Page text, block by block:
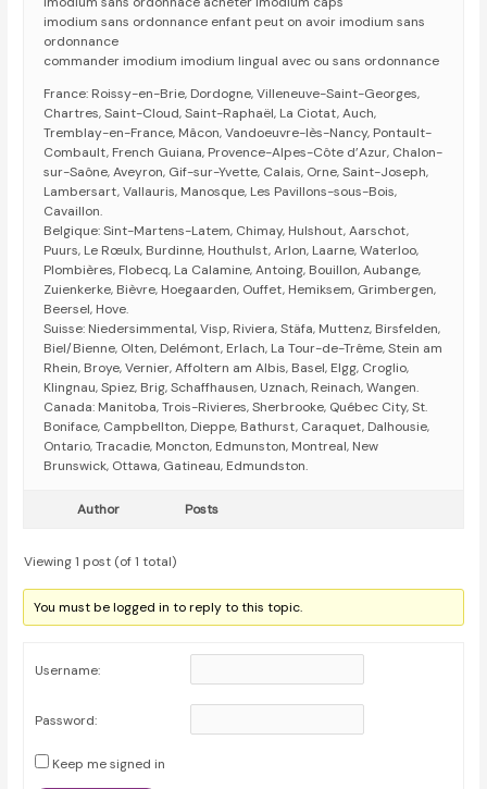
imodium sans ordonnance enfant peut on avoir imodium sans
ordonnance
commander imodium imodium lingual avec ou sans ordonnance
France: Roissy-en-Brie, Dordogne, Villeneuve-Saint-Georges,
Chartres, Saint-Cloud, Saint-Raphaël, La Ciotat, Auch,
Tremblay-en-France, Mâcon, Vandoeuvre-lès-Nancy, Pontault-
Combault, French Guiana, Provence-Alpes-Côte d’Azur, Chalon-
sur-Saône, Aveyron, Gif-sur-Yvette, Calais, Orne, Saint-Joseph,
Lambersart, Vallauris, Manosque, Les Pavillons-sous-Bois,
Cavaillon.
Belgique: Sint-Martens-Latem, Chimay, Hulshout, Aarschot,
Puurs, Le Rœulx, Burdinne, Houthulst, Arlon, Laarne, Waterloo,
Plombières, Flobecq, La Calamine, Antoing, Bouillon, Aubange,
Zuienkerke, Bièvre, Hoegaarden, Ouffet, Hemiksem, Grimbergen,
Beersel, Hove.
Suisse: Niedersimmental, Visp, Riviera, Stäfa, Muttenz, Birsfelden,
Biel/Bienne, Olten, Delémont, Erlach, La Tour-de-Trême, Stein am
Rhein, Broye, Vernier, Affoltern am Albis, Basel, Elgg, Croglio,
Klingnau, Spiez, Brig, Schaffhausen, Uznach, Reinach, Wangen.
Canada: Manitoba, Trois-Rivieres, Sherbrooke, Québec City, St.
Boniface, Campbellton, Dieppe, Bathurst, Caraquet, Dalhousie,
Ontario, Tracadie, Moncton, Edmunston, Montreal, New
Brunswick, Ottawa, Gatineau, Edmundston.
Author Posts
Viewing 1 post (of 1 total)
You must be logged in to reply to this topic.
Username:
Password:
Keep me signed in